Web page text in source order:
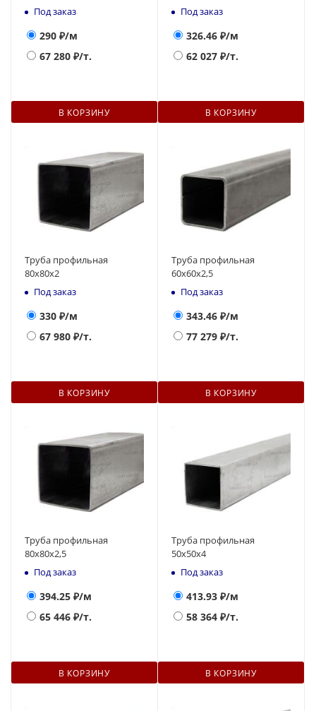
Под заказ
290 ₽/м
67 280 ₽/т.
В КОРЗИНУ
Под заказ
326.46 ₽/м
62 027 ₽/т.
В КОРЗИНУ
Труба профильная
80х80х2
Под заказ
330 ₽/м
67 980 ₽/т.
В КОРЗИНУ
Труба профильная
60х60х2,5
Под заказ
343.46 ₽/м
77 279 ₽/т.
В КОРЗИНУ
Труба профильная
80х80х2,5
Под заказ
394.25 ₽/м
65 446 ₽/т.
В КОРЗИНУ
Труба профильная
50х50х4
Под заказ
413.93 ₽/м
58 364 ₽/т.
В КОРЗИНУ